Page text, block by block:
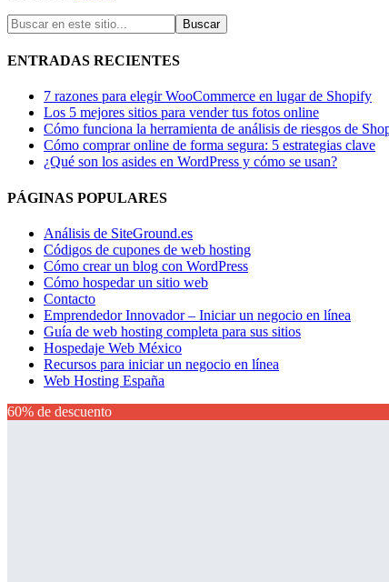
ENTRADAS RECIENTES
7 razones para elegir WooCommerce en lugar de Shopify
Los 5 mejores sitios para vender tus fotos online
Cómo funciona la herramienta de análisis de riesgos de
Cómo comprar online de forma segura: 5 estrategias clave
¿Qué son los asides en WordPress y cómo se usan?
PÁGINAS POPULARES
Análisis de SiteGround.es
Códigos de cupones de web hosting
Cómo crear un blog con WordPress
Cómo hospedar un sitio web
Contacto
Emprendedor Innovador – Iniciar un negocio en línea
Guía de web hosting completa para sus sitios
Hospedaje Web México
Recursos para iniciar un negocio en línea
Web Hosting España
60% de descuento